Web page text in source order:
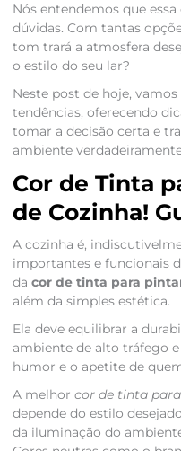
Nós entendemos que
dúvidas. Com tantas
tom trará a atmosfera
o estilo do seu lar?
Neste post de hoje,
tendências, oferecendo
tomar a decisão certa e
ambiente
Cor de Tinta
de Cozinha!
A cozinha é,
importantes e funcionais
da cor de tinta para
além da simples estética.
Ela deve equilibrar a
ambiente de alto tráfego
humor e o apetite de
A melhor cor de tinta
depende do estilo
da iluminação do